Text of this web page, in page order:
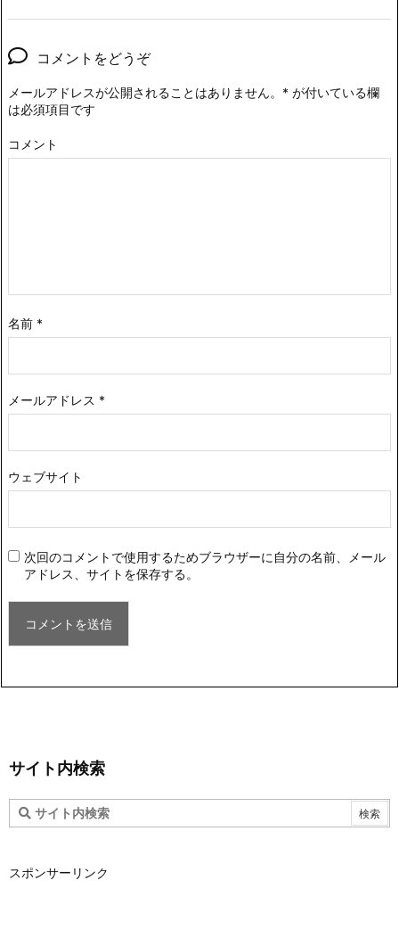
コメントをどうぞ
メールアドレスが公開されることはありません。 * が付いている欄
は必須項目です
コメント
名前 *
メールアドレス *
ウェブサイト
次回のコメントで使用するためブラウザーに自分の名前、メール
アドレス、サイトを保存する。
サイト内検索
スポンサーリンク